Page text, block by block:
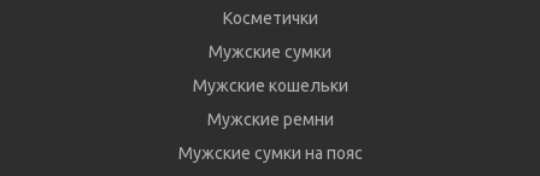
Косметички
Мужские сумки
Мужские кошельки
Мужские ремни
Мужские сумки на пояс